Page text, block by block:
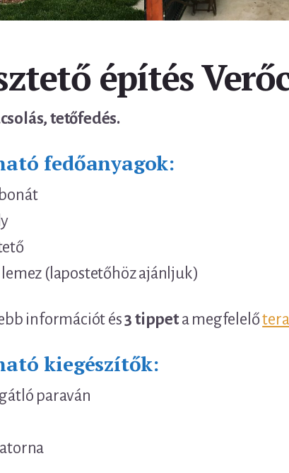
építés
tetőfedés.
fedőanyagok:
lemez (lapostetőhöz ajánljuk)
információt és3 tippeta megfelelő
kiegészítők:
paraván